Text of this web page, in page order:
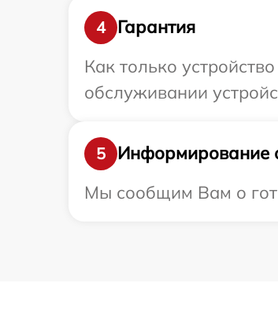
4
Гарантия
Как только
обслуживании
5
Информирование
Мы сообщим Вам о